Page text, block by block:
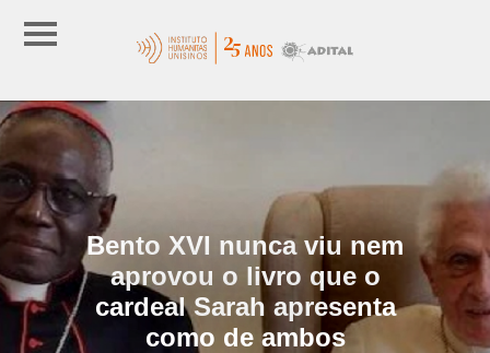
Bento XVI nunca viu nem
aprovou o livro que o
cardeal Sarah apresenta
como de ambos